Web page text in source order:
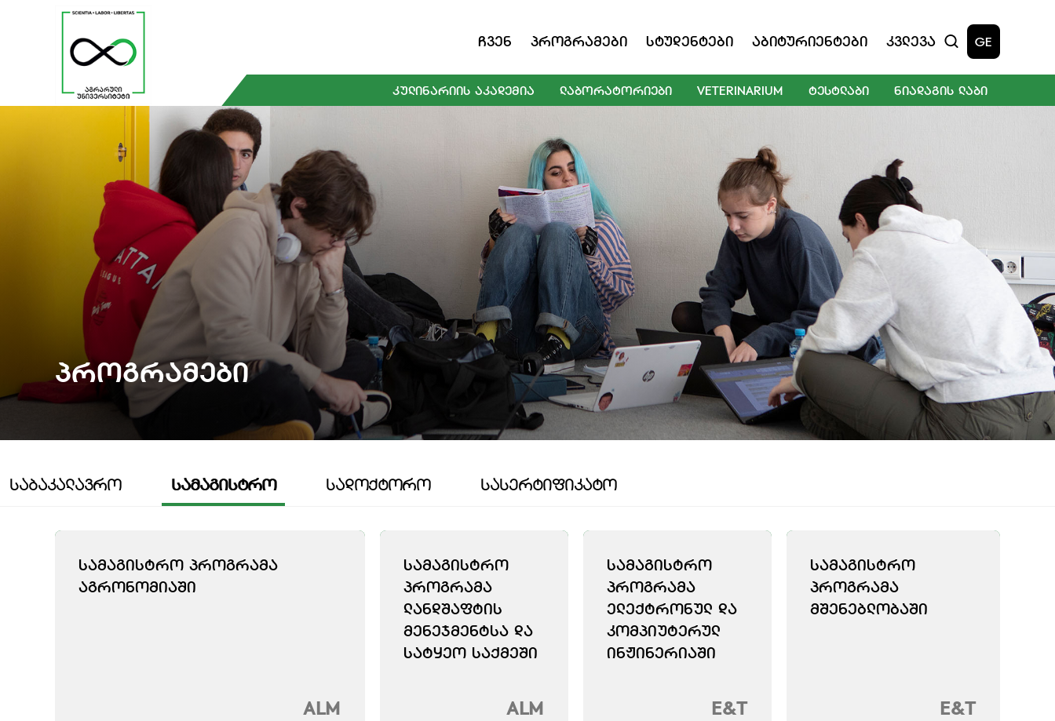
Ჩვენ Პროგრამები Სტუდენტები Აბიტურიენტები Კვლევა GE
ᲙᲣᲚᲘᲜᲐᲠᲘᲘᲡ ᲐᲙᲐᲓᲔᲛᲘᲐ ᲚᲐᲑᲝᲠᲐᲢᲝᲠᲘᲔᲑᲘ VETERINARIUM ᲢᲔᲡᲢᲚᲐᲑᲘ ᲜᲘᲐᲓᲐᲒᲘᲡ ᲚᲐᲑᲘ
Პროგრამები
ᲡᲐᲑᲐᲙᲐᲚᲐᲕᲠᲝ ᲡᲐᲛᲐᲒᲘᲡᲢᲠᲝ ᲡᲐᲓᲝᲥᲢᲝᲠᲝ ᲡᲐᲡᲔᲠᲢᲘᲤᲘᲙᲐᲢᲝ
ᲡᲐᲛᲐᲒᲘᲡᲢᲠᲝ ᲞᲠᲝᲒᲠᲐᲛᲐ
ᲐᲒᲠᲝᲜᲝᲛᲘᲐᲨᲘ
ALM
ᲡᲐᲛᲐᲒᲘᲡᲢᲠᲝ
ᲞᲠᲝᲒᲠᲐᲛᲐ
ᲚᲐᲜᲓᲨᲐᲤᲢᲘᲡ
ᲛᲔᲜᲔᲯᲛᲔᲜᲢᲡᲐ ᲓᲐ
ᲡᲐᲢᲧᲔᲝ ᲡᲐᲥᲛᲔᲨᲘ
ALM
ᲡᲐᲛᲐᲒᲘᲡᲢᲠᲝ
ᲞᲠᲝᲒᲠᲐᲛᲐ
ᲔᲚᲔᲥᲢᲠᲝᲜᲣᲚ ᲓᲐ
ᲙᲝᲛᲞᲘᲣᲢᲔᲠᲣᲚ
ᲘᲜᲟᲘᲜᲔᲠᲘᲐᲨᲘ
E&T
ᲡᲐᲛᲐᲒᲘᲡᲢᲠᲝ
ᲞᲠᲝᲒᲠᲐᲛᲐ
ᲛᲨᲔᲜᲔᲑᲚᲝᲑᲐᲨᲘ
E&T